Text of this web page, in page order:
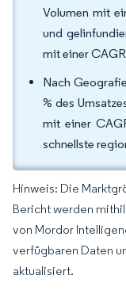
Volumen mit
und
mit einer
Nach
% des
mit einer
schnellste
Hinweis: Die
Bericht werden
von Mordor
verfügbaren Daten
aktualisiert.